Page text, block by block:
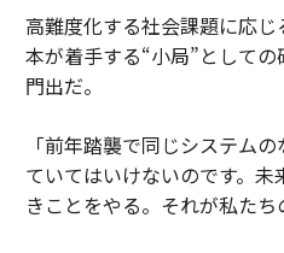
高難度化する社会課題に応
本が着手する“小局”として
門出だ。
「前年踏襲で同じシステム
ていてはいけないのです。
きことをやる。それが私たち